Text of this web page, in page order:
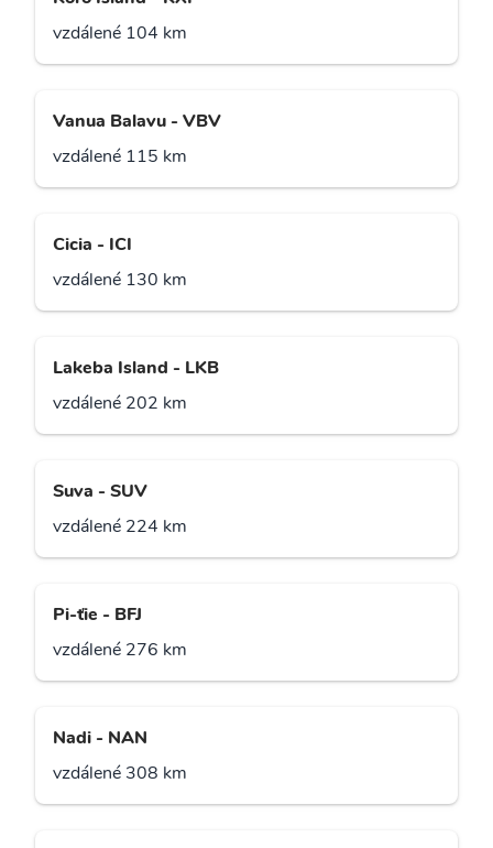
vzdálené 104 km
Vanua Balavu - VBV
vzdálené 115 km
Cicia - ICI
vzdálené 130 km
Lakeba Island - LKB
vzdálené 202 km
Suva - SUV
vzdálené 224 km
Pi-ťie - BFJ
vzdálené 276 km
Nadi - NAN
vzdálené 308 km